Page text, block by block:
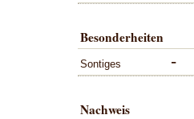
Besonderheiten
Sontiges -
Nachweis